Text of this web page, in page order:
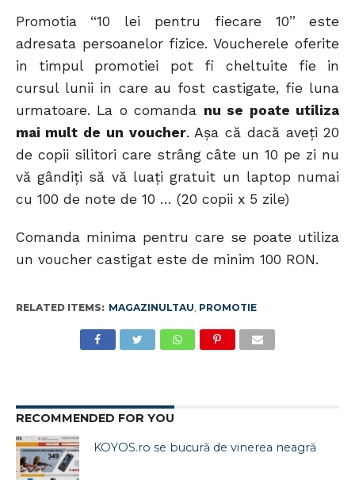
Promotia “10 lei pentru fiecare 10” este
adresata persoanelor fizice. Voucherele oferite
in timpul promotiei pot fi cheltuite fie in
cursul lunii in care au fost castigate, fie luna
urmatoare. La o comanda nu se poate utiliza
mai mult de un voucher. Aşa că dacă aveţi 20
de copii silitori care strâng câte un 10 pe zi nu
vă gândiţi să vă luaţi gratuit un laptop numai
cu 100 de note de 10 … (20 copii x 5 zile)
Comanda minima pentru care se poate utiliza
un voucher castigat este de minim 100 RON.
RELATED ITEMS: MAGAZINULTAU, PROMOTIE
RECOMMENDED FOR YOU
KOYOS.ro se bucură de vinerea neagră